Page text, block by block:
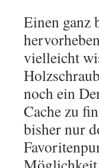
Einen ganz
vielleicht
noch ein
Cache zu
bisher nur